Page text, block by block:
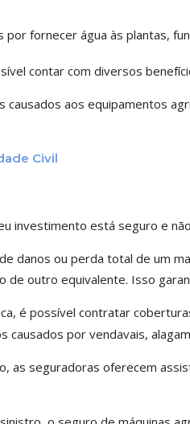
fornecer água às plantas,
contar com diversos
aos equipamentos
Civil
investimento está seguro e
danos ou perda total de um
de outro equivalente. Isso
é possível contratar
causados por vendavais,
as seguradoras oferecem